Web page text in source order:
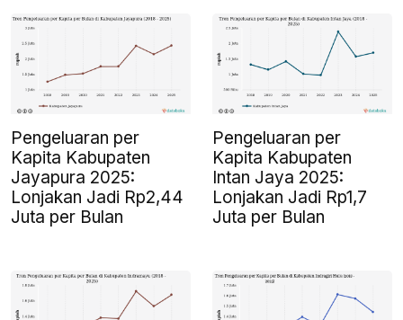
Pengeluaran per
Kapita Kabupaten
Jayapura 2025:
Lonjakan Jadi Rp2,44
Juta per Bulan
Pengeluaran per
Kapita Kabupaten
Intan Jaya 2025:
Lonjakan Jadi Rp1,7
Juta per Bulan